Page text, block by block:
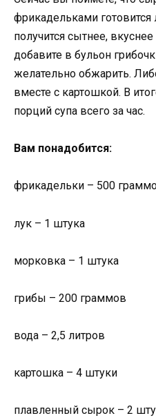
фрикадельками
получится сытнее,
добавите в бульон
желательно обжарить.
вместе с картошкой. В
порций супа всего за час.
Вам понадобится:
фрикадельки – 500
лук – 1 штука
морковка – 1 штука
грибы – 200 граммов
вода – 2,5 литров
картошка – 4 штуки
плавленный сырок – 2